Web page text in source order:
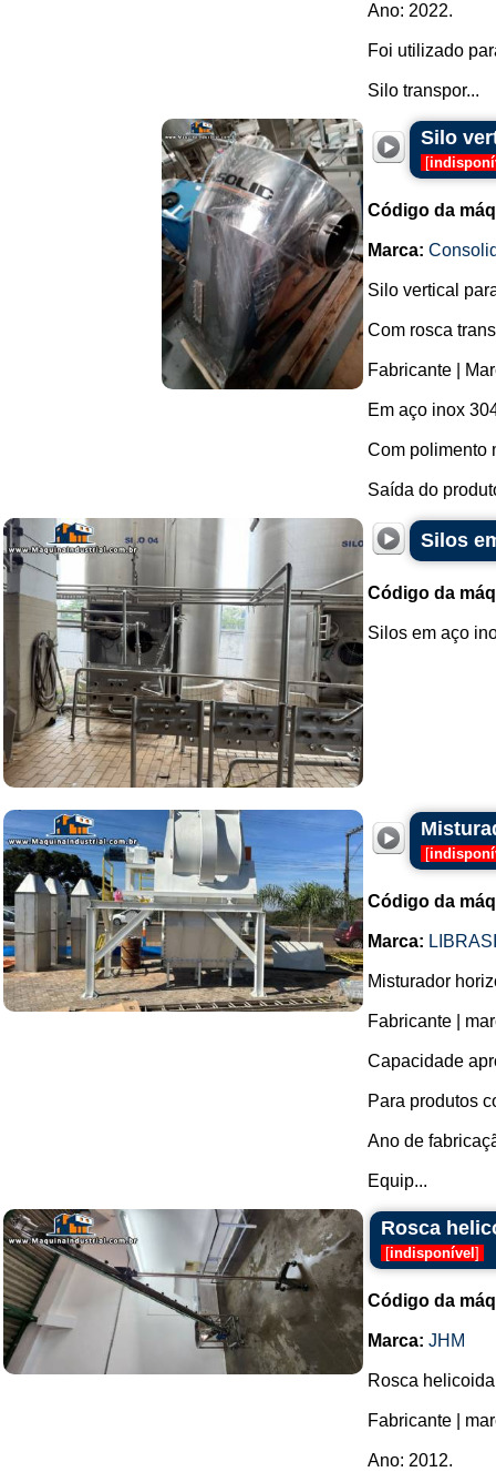
Ano: 2022.
Foi utilizado
Silo transpor...
Silo
[
Código da
Marca:
Silo vertical
Com rosca
Fabricante |
Em aço inox
Com polimento
Saída do
Silos
Código da
Silos em aço
[
Código da
Marca:
Misturador
Fabricante |
Capacidade
Para produtos
Ano de
Equip...
Rosca
[indisponível ]
Código da
Marca: JHM
Rosca
Fabricante |
Ano: 2012.